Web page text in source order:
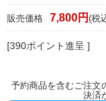
販売価格 7,800円 (税
[390ポイント進呈 ]
予約商品を含むご注文
決済